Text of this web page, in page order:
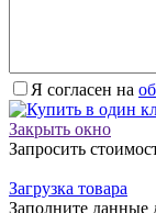
Я согласен на
Закрыть окно
Запросить
Загрузка товара
Заполните данные